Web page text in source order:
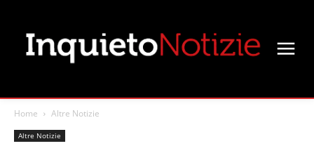
Home Altre Notizie
Altre Notizie